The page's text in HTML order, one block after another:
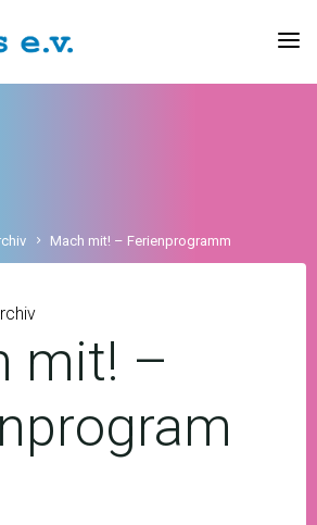
Mach mit! – Ferienprogramm
mit! –